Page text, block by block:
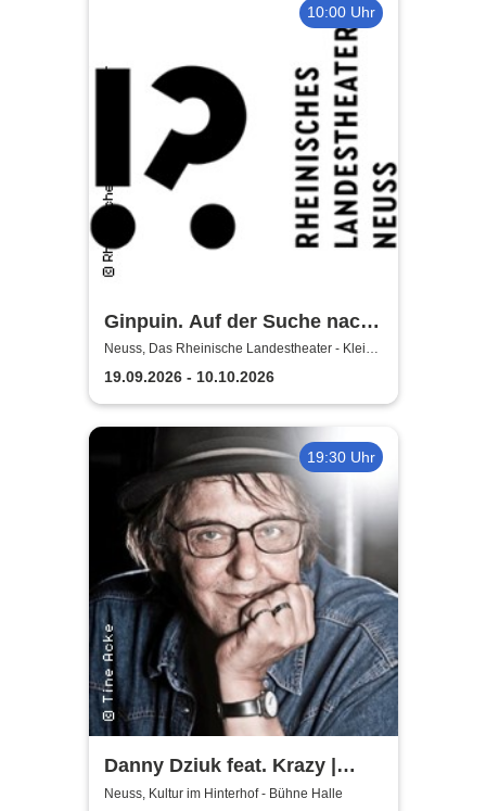
10:00 Uhr
Ginpuin. Auf der Suche nach
dem großen Glück - Das
Rheinische Landestheater
Neuss
Neuss, Das Rheinische Landestheater - Kleine
Bühne
19.09.2026 - 10.10.2026
19:30 Uhr
Danny Dziuk feat. Krazy |
Kultur im Hinterhof
Neuss, Kultur im Hinterhof - Bühne Halle